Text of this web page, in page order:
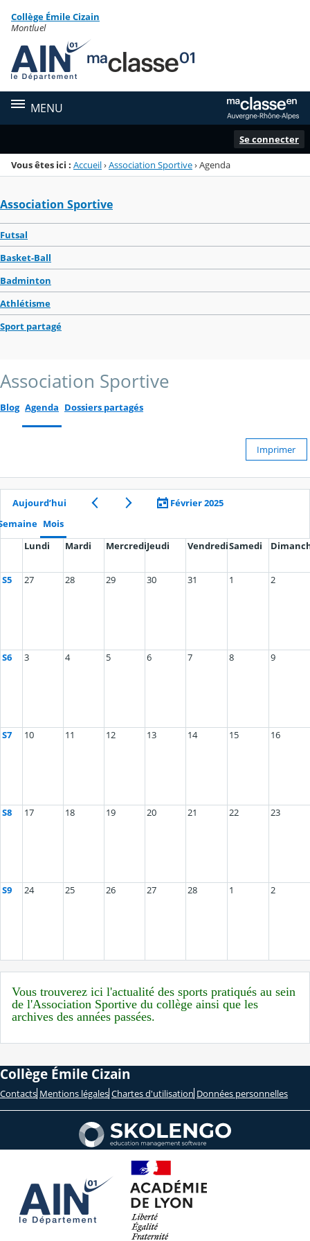
Menu de la rubrique
Contenu
Collège Émile Cizain
Montluel
MENU
Se connecter
Vous êtes ici : Accueil›Association Sportive›Agenda
Association Sportive
Futsal
Basket-Ball
Badminton
Athlétisme
Sport partagé
Association Sportive
Blog Agenda Dossiers partagés
Imprimer
Aujourd’hui
Février 2025
Mois
Lundi
Mardi MercrediJeudi VendrediSamedi
S5 27 28 29 30 31 1 2
S6 3 4 5 6 7 8 9
S7 10 11 12 13 14 15 16
S8 17 18 19 20 21 22 23
S9 24 25 26 27 28 1 2
Vous trouverez ici l'actualité des sports pratiqués au sein
de l'Association Sportive du collège ainsi que les
archives des années passées.
Collège Émile Cizain
Contacts Mentions légales Chartes d'utilisation Données personnelles